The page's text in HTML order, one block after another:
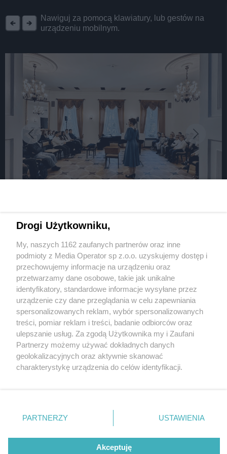
Nawiguj za pomocą klawiatury, lub gestów na
urządzeniu mobilnym.
powraca. Pałac w Rybnej zaprasza najmłodszych
1 / 4
Jesienny koncert dla dzieci w
Pałacu w Rybnej
Wydawca mediów lokalnych
Nie zapomnij
zapoznać się z:
polityką prywatności regulamin korzystania z portali
Twojemiasto
Piekary Śląskie
Chorzów
Tarnowskie Góry
Gliwice
Skontakuj sięz nami
Kontakt
Wydawca
Redakcja
Drogi Użytkowniku,
My, naszych 1162 zaufanych partnerów oraz inne
podmioty z Media Operator sp z.o.o. uzyskujemy dostęp i
przechowujemy informacje na urządzeniu oraz
przetwarzamy dane osobowe, takie jak unikalne
identyfikatory, standardowe informacje wysyłane przez
urządzenie czy dane przeglądania w celu zapewniania
spersonalizowanych reklam, wybór spersonalizowanych
treści, pomiar reklam i treści, badanie odbiorców oraz
ulepszanie usług. Za zgodą Użytkownika my i Zaufani
Partnerzy możemy używać dokładnych danych
geolokalizacyjnych oraz aktywnie skanować
charakterystykę urządzenia do celów identyfikacji.
zmienić/wycofać klikając przycisk ustawień prywatności
znajdujący się w lewym dolnym rogu strony
rodzaje przetwarzania danych nie wymagają zgody
użytkownika, ale masz prawo sprzeciwić się takiemu
PARTNERZY USTAWIENIA
Akceptuję